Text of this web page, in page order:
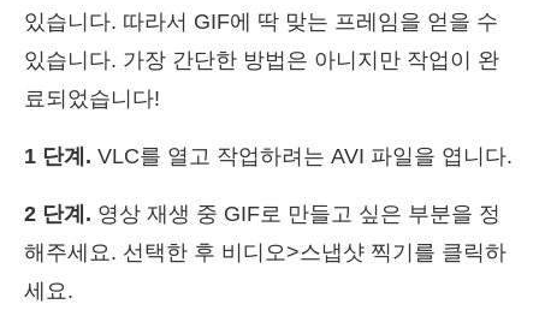
있습니다. 따라서 GIF에 딱 맞는 프레임을 얻을 수
있습니다. 가장 간단한 방법은 아니지만 작업이 완
료되었습니다!
1 단계. VLC를 열고 작업하려는 AVI 파일을 엽니다.
2 단계. 영상 재생 중 GIF로 만들고 싶은 부분을 정
해주세요. 선택한 후 비디오>스냅샷 찍기를 클릭하
세요.